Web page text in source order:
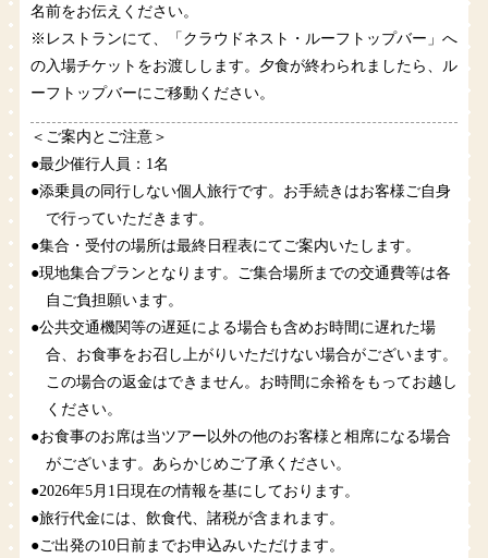
名前をお伝えください。
※レストランにて、「クラウドネスト・ルーフトップバー」へ
の入場チケットをお渡しします。夕食が終わられましたら、ル
ーフトップバーにご移動ください。
＜ご案内とご注意＞
●最少催行人員：1名
●添乗員の同行しない個人旅行です。お手続きはお客様ご自身
で行っていただきます。
●集合・受付の場所は最終日程表にてご案内いたします。
●現地集合プランとなります。ご集合場所までの交通費等は各
自ご負担願います。
●公共交通機関等の遅延による場合も含めお時間に遅れた場
合、お食事をお召し上がりいただけない場合がございます。
この場合の返金はできません。お時間に余裕をもってお越し
ください。
●お食事のお席は当ツアー以外の他のお客様と相席になる場合
がございます。あらかじめご了承ください。
●2026年5月1日現在の情報を基にしております。
●旅行代金には、飲食代、諸税が含まれます。
●ご出発の10日前までお申込みいただけます。